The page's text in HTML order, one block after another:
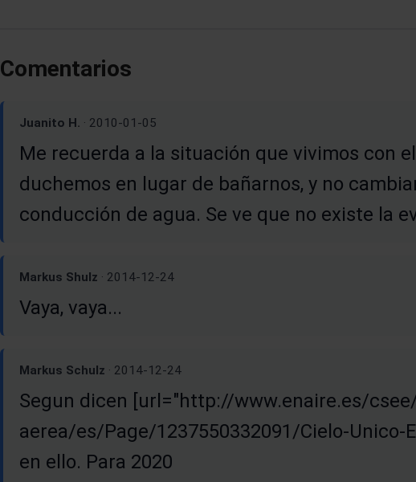
Comentarios
Juanito H. · 2010-01-05
Me recuerda a la situación que vivimos con
duchemos en lugar de bañarnos, y no
conducción de agua. Se ve que no existe la
Markus Shulz · 2014-12-24
Vaya, vaya...
Markus Schulz · 2014-12-24
Segun dicen [url="http://www.enaire.es/
aerea/es/Page/1237550332091/Cielo-
en ello. Para 2020